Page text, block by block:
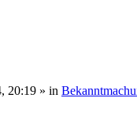
20:19 » in